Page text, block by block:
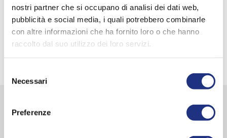
nostri partner che si occupano di analisi dei dati web,
pubblicità e social media, i quali potrebbero combinarle
con altre informazioni che ha fornito loro o che hanno
raccolto dal suo utilizzo dei loro servizi.
delNecessari
Preferenze